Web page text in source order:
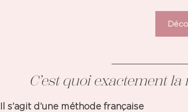
C’est quoi exactement
Il s’agit d’une méthode française